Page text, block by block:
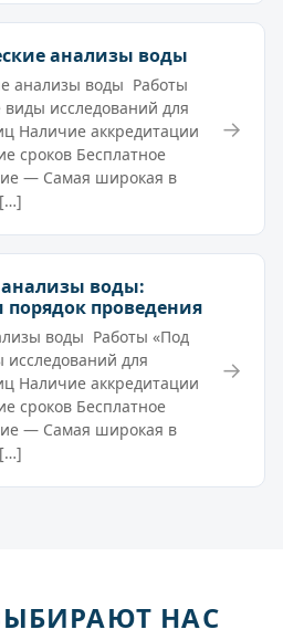
анализы воды
анализы воды Работы
исследований для
Наличие аккредитации
сроков Бесплатное
— Самая широкая в
→
воды:
порядок проведения
воды Работы «Под
для
Наличие аккредитации
сроков Бесплатное
— Самая широкая в
→
НАС